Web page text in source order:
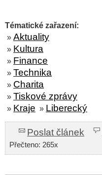
Tématické zařazení:
» Aktuality
» Kultura
» Finance
» Technika
» Charita
» Tiskové zprávy
» Kraje » Liberecký
Poslat článek
Přečteno: 265x